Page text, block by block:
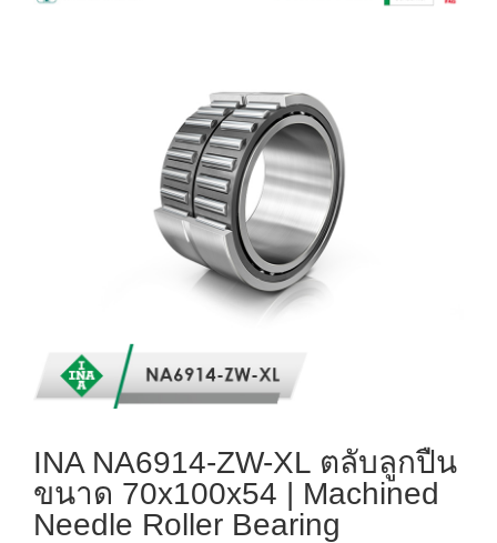
INA NA6914-ZW-XL ตลับลูกปืน
ขนาด 70x100x54 | Machined
Needle Roller Bearing